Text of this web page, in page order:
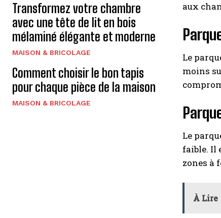
Transformez votre chambre
avec une tête de lit en bois
mélaminé élégante et moderne
MAISON & BRICOLAGE
Comment choisir le bon tapis
pour chaque pièce de la maison
MAISON & BRICOLAGE
aux
Le
moins
Le
faible. Il
zones à
À Lire